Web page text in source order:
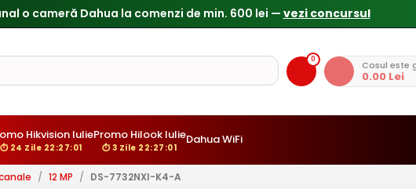
0 Cosul este
0.00 Lei
Hikvision Iulie
⏱ 24 Zile 22:27:00
Promo Hilook Iulie
⏱ 3 Zile 22:27:00
Dahua WiFi
/ 12 MP / DS-7732NXI-K4-A